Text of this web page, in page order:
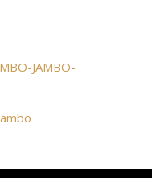
JAMBO-